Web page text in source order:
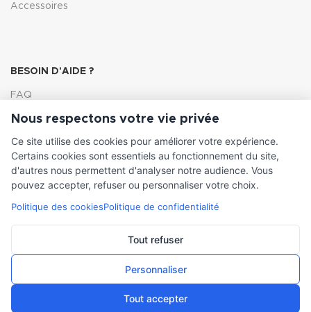
Accessoires
BESOIN D'AIDE ?
FAQ
Lexique
Comment choisir ma pompe
INFORMATIONS LÉGALES
Mentions légales
Nous respectons votre vie privée
Ce site utilise des cookies pour améliorer votre expérience.
Certains cookies sont essentiels au fonctionnement du site,
d'autres nous permettent d'analyser notre audience. Vous
pouvez accepter, refuser ou personnaliser votre choix.
Politique des cookiesPolitique de confidentialité
Tout refuser
Personnaliser
Tout accepter